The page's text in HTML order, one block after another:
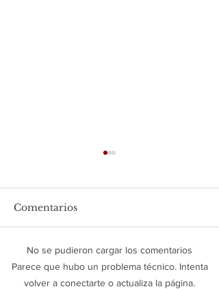
Hotcakes con
blueberries
Comentarios
No se pudieron cargar los comentarios
Parece que hubo un problema técnico. Intenta
volver a conectarte o actualiza la página.